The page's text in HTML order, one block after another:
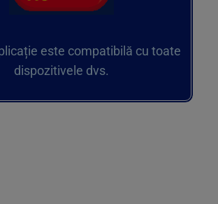
este compatibilă cu toate
dispozitivele dvs.